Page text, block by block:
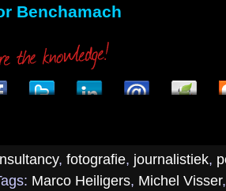
Benchamach
, fotografie, journalistiek,
Marco Heiligers, Michel Visser